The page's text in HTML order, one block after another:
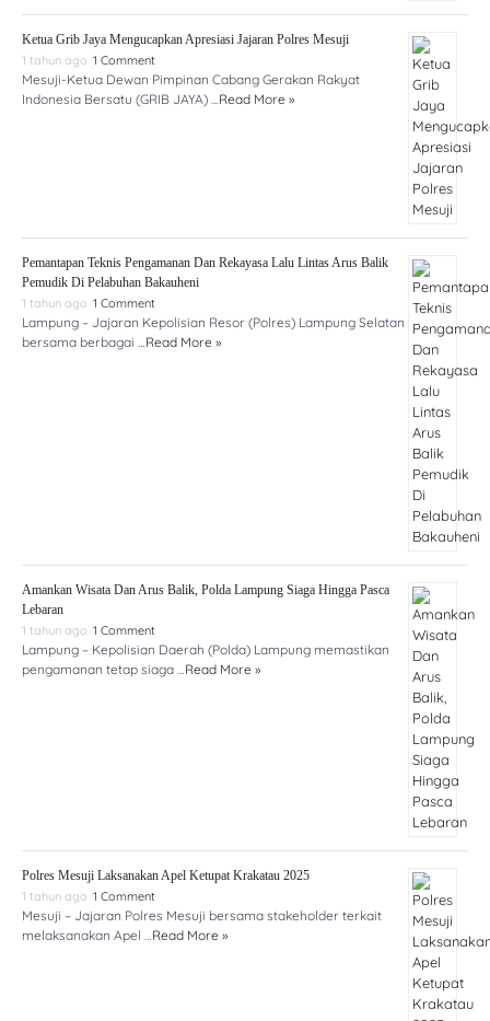
Ketua Grib Jaya Mengucapkan Apresiasi Jajaran Polres Mesuji
1 tahun ago 1 Comment
Mesuji-Ketua Dewan Pimpinan Cabang Gerakan Rakyat
Indonesia Bersatu (GRIB JAYA) … Read More »
Pemantapan Teknis Pengamanan Dan Rekayasa Lalu Lintas Arus Balik
Pemudik Di Pelabuhan Bakauheni
1 tahun ago 1 Comment
Lampung – Jajaran Kepolisian Resor (Polres) Lampung Selatan
bersama berbagai … Read More »
Amankan Wisata Dan Arus Balik, Polda Lampung Siaga Hingga Pasca
Lebaran
1 tahun ago 1 Comment
Lampung – Kepolisian Daerah (Polda) Lampung memastikan
pengamanan tetap siaga … Read More »
Polres Mesuji Laksanakan Apel Ketupat Krakatau 2025
1 tahun ago 1 Comment
Mesuji – Jajaran Polres Mesuji bersama stakeholder terkait
melaksanakan Apel … Read More »